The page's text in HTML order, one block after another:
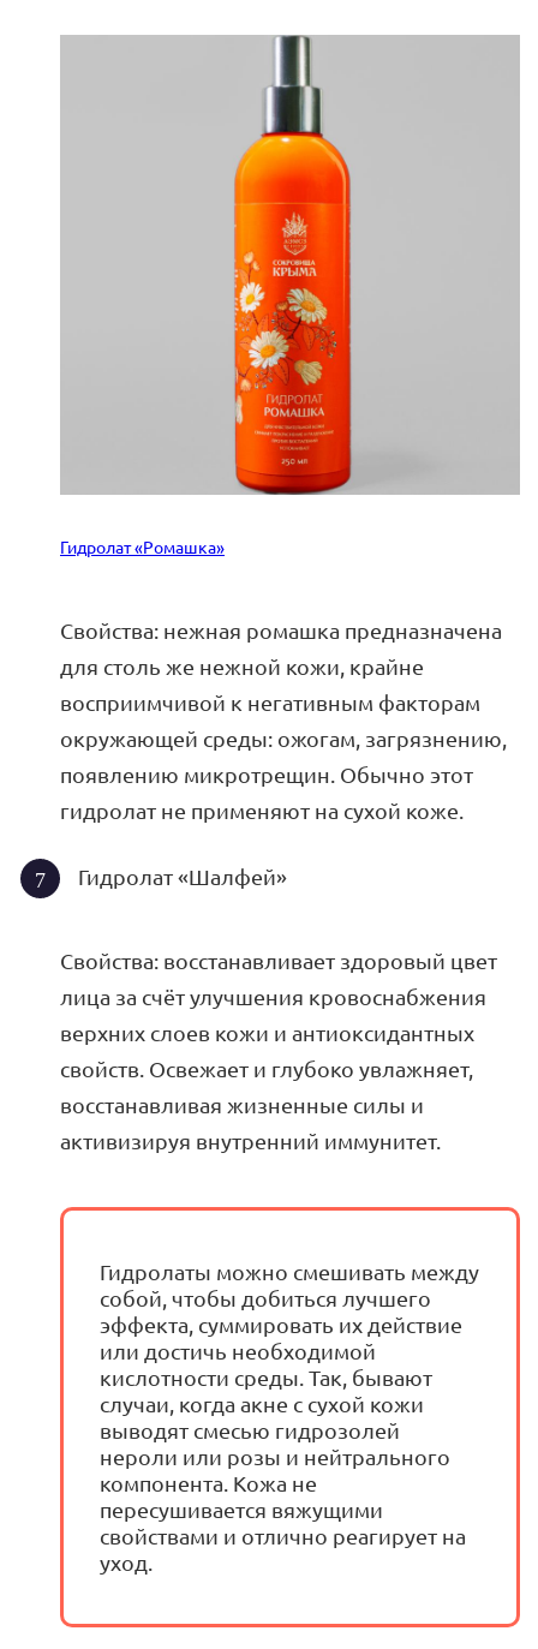
Гидролат «Ромашка»
Свойства: нежная ромашка предназначена
для столь же нежной кожи, крайне
восприимчивой к негативным факторам
окружающей среды: ожогам, загрязнению,
появлению микротрещин. Обычно этот
гидролат не применяют на сухой коже.
Гидролат «Шалфей»
Свойства: восстанавливает здоровый цвет
лица за счёт улучшения кровоснабжения
верхних слоев кожи и антиоксидантных
свойств. Освежает и глубоко увлажняет,
восстанавливая жизненные силы и
активизируя внутренний иммунитет.
Гидролаты можно смешивать между
собой, чтобы добиться лучшего
эффекта, суммировать их действие
или достичь необходимой
кислотности среды. Так, бывают
случаи, когда акне с сухой кожи
выводят смесью гидрозолей
нероли или розы и нейтрального
компонента. Кожа не
пересушивается вяжущими
свойствами и отлично реагирует на
уход.